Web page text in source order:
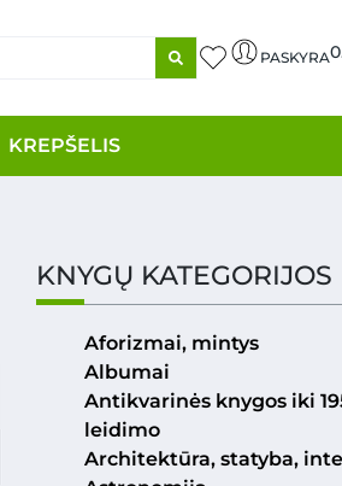
PASKYRA
KREPŠELIS
KNYGŲ KATEGORIJOS
Aforizmai, mintys
Albumai
Antikvarinės knygos iki
leidimo
Architektūra, statyba,